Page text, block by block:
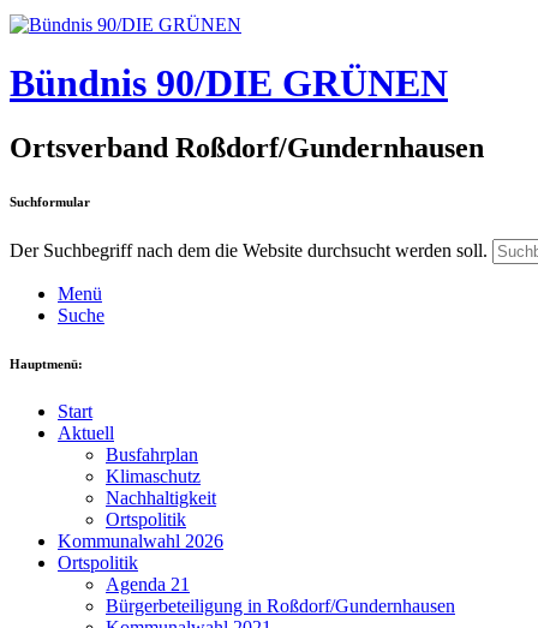
Bündnis 90/DIE GRÜNEN
Ortsverband Roßdorf/Gundernhausen
Suchformular
Der Suchbegriff nach dem die Website durchsucht werden soll.
Menü
Suche
Hauptmenü:
Start
Aktuell
Busfahrplan
Klimaschutz
Nachhaltigkeit
Ortspolitik
Kommunalwahl 2026
Ortspolitik
Agenda 21
Bürgerbeteiligung in Roßdorf/Gundernhausen